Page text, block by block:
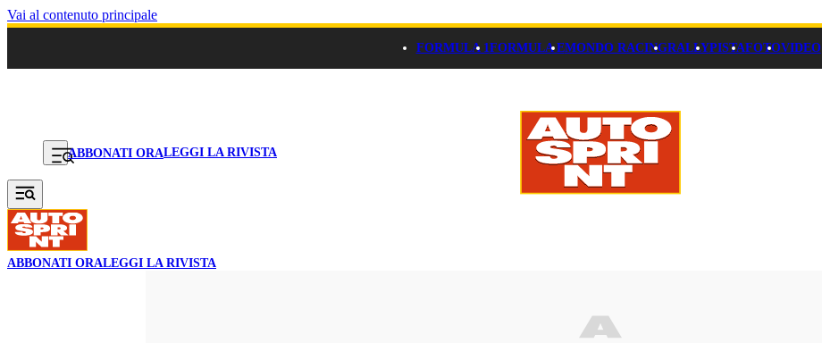
Vai al contenuto principale
FORMULA 1FORMULA EMONDO RACINGRALLYPISTAFOTOVIDEO
ABBONATI ORALEGGI LA RIVISTA
ABBONATI ORALEGGI LA RIVISTA